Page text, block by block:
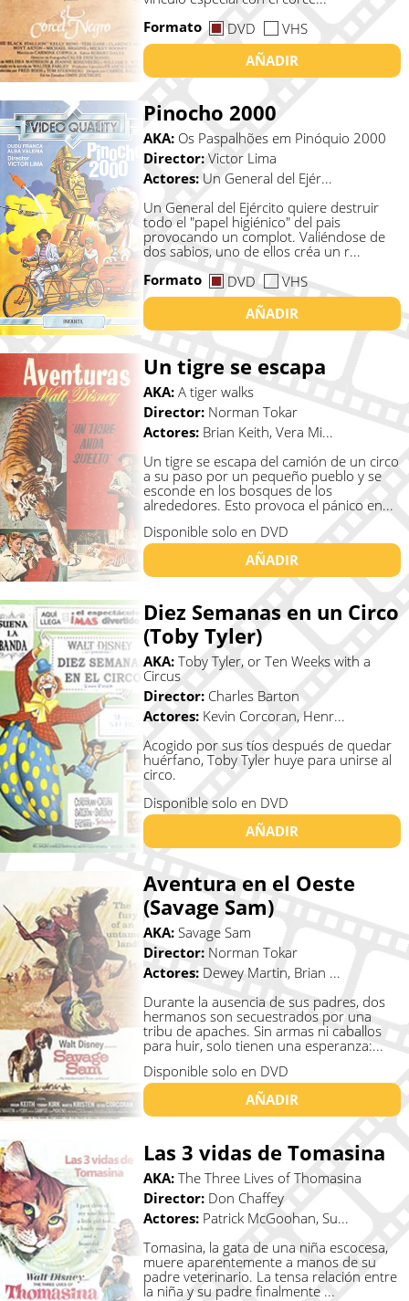
Formato
DVD
VHS
AÑADIR
Pinocho 2000
AKA: Os Paspalhões em Pinóquio 2000
Director:Victor Lima
Actores:Un General del Ejér...
Un General del Ejército quiere destruir
todo el "papel higiénico" del pais
provocando un complot. Valiéndose de
dos sabios, uno de ellos créa un r...
Formato
DVD
VHS
AÑADIR
Un tigre se escapa
AKA: A tiger walks
Director: Norman Tokar
Actores: Brian Keith, Vera Mi...
Un tigre se escapa del camión de un circo
a su paso por un pequeño pueblo y se
esconde en los bosques de los
alrededores. Esto provoca el pánico en...
Disponible solo en DVD
AÑADIR
Diez Semanas en un Circo
(Toby Tyler)
AKA: Toby Tyler, or Ten Weeks with a
Circus
Director: Charles Barton
Actores: Kevin Corcoran, Henr...
Acogido por sus tíos después de quedar
huérfano, Toby Tyler huye para unirse al
circo.
Disponible solo en DVD
AÑADIR
Aventura en el Oeste
(Savage Sam)
AKA: Savage Sam
Director: Norman Tokar
Actores: Dewey Martin, Brian ...
Durante la ausencia de sus padres, dos
hermanos son secuestrados por una
tribu de apaches. Sin armas ni caballos
para huir, solo tienen una esperanza:...
Disponible solo en DVD
AÑADIR
Las 3 vidas de Tomasina
AKA: The Three Lives of Thomasina
Director: Don Chaffey
Actores: Patrick McGoohan, Su...
Tomasina, la gata de una niña escocesa,
muere aparentemente a manos de su
padre veterinario. La tensa relación entre
la niña y su padre finalmente ...